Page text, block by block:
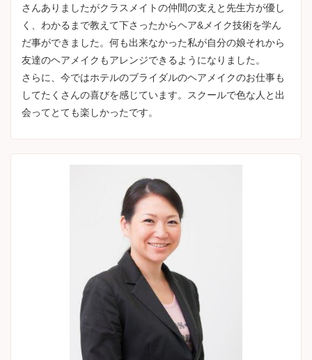
さんありましたがクラスメイトの仲間の支えと先生方が優し
く、わかるまで教えて下さったからヘア&メイク技術を学ん
だ事ができました。何も出来なかった私が自分の娘それから
友達のヘアメイクもアレンジできるようになりました。
さらに、今ではホテルのブライダルのヘアメイクのお仕事も
してたくさんの喜びを感じています。スクールで色な人と出
会ってとても楽しかったです。